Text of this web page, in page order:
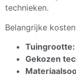
technieken.
Belangrijke
Tuingrootte:
Gekozen